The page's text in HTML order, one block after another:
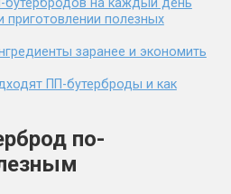
бутербродов на каждый день
полезных
заранее и экономить
ПП-бутерброды и как
по-